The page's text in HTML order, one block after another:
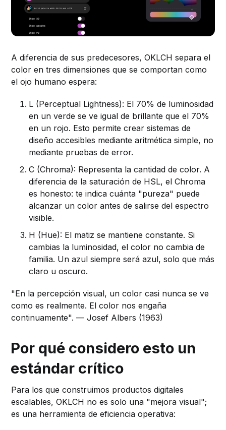
A diferencia de sus predecesores, OKLCH separa el
color en tres dimensiones que se comportan como
el ojo humano espera:
L (Perceptual Lightness): El 70% de luminosidad
en un verde se ve igual de brillante que el 70%
en un rojo. Esto permite crear sistemas de
diseño accesibles mediante aritmética simple, no
mediante pruebas de error.
C (Chroma): Representa la cantidad de color. A
diferencia de la saturación de HSL, el Chroma
es honesto: te indica cuánta "pureza" puede
alcanzar un color antes de salirse del espectro
visible.
H (Hue): El matiz se mantiene constante. Si
cambias la luminosidad, el color no cambia de
familia. Un azul siempre será azul, solo que más
claro u oscuro.
"En la percepción visual, un color casi nunca se ve
como es realmente. El color nos engaña
continuamente". — Josef Albers (1963)
Por qué considero esto un
estándar crítico
Para los que construimos productos digitales
escalables, OKLCH no es solo una "mejora visual";
es una herramienta de eficiencia operativa: